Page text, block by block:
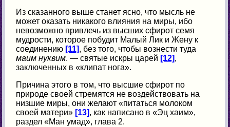
Из сказанного выше станет ясно, что мысль не
может оказать никакого влияния на миры, ибо
невозможно привлечь из высших сфирот семя
мудрости, которое побудит Малый Лик и Жену к
соединению [11], без того, чтобы вознести туда
маим нуквим. — святые искры царей [12],
заключенных в «клипат нога».
Причина этого в том, что высшие сфирот по
природе своей стремятся не воздействовать на
низшие миры, они желают «питаться молоком
своей матери» [13], как написано в «Эц хаим»,
раздел «Ман умад», глава 2.